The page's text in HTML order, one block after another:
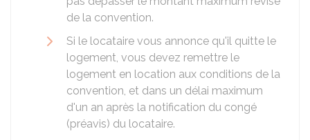
de la convention.
Si le locataire vous annonce qu'il quitte le
logement, vous devez remettre le
logement en location aux conditions de la
convention, et dans un délai maximum
d'un an après la notification du congé
(préavis) du locataire.